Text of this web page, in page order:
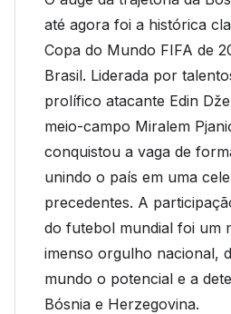
até agora foi a histórica
Copa do Mundo FIFA de
Brasil. Liderada por
prolífico atacante Edin
meio-campo Miralem
conquistou a vaga de
unindo o país em uma
precedentes. A
do futebol mundial foi um
imenso orgulho nacional,
mundo o potencial e a
Bósnia e Herzegovina.